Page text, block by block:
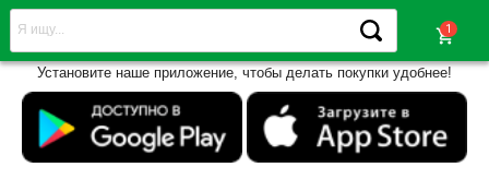
shopping_cart
Установите наше приложение, чтобы делать покупки удобнее!